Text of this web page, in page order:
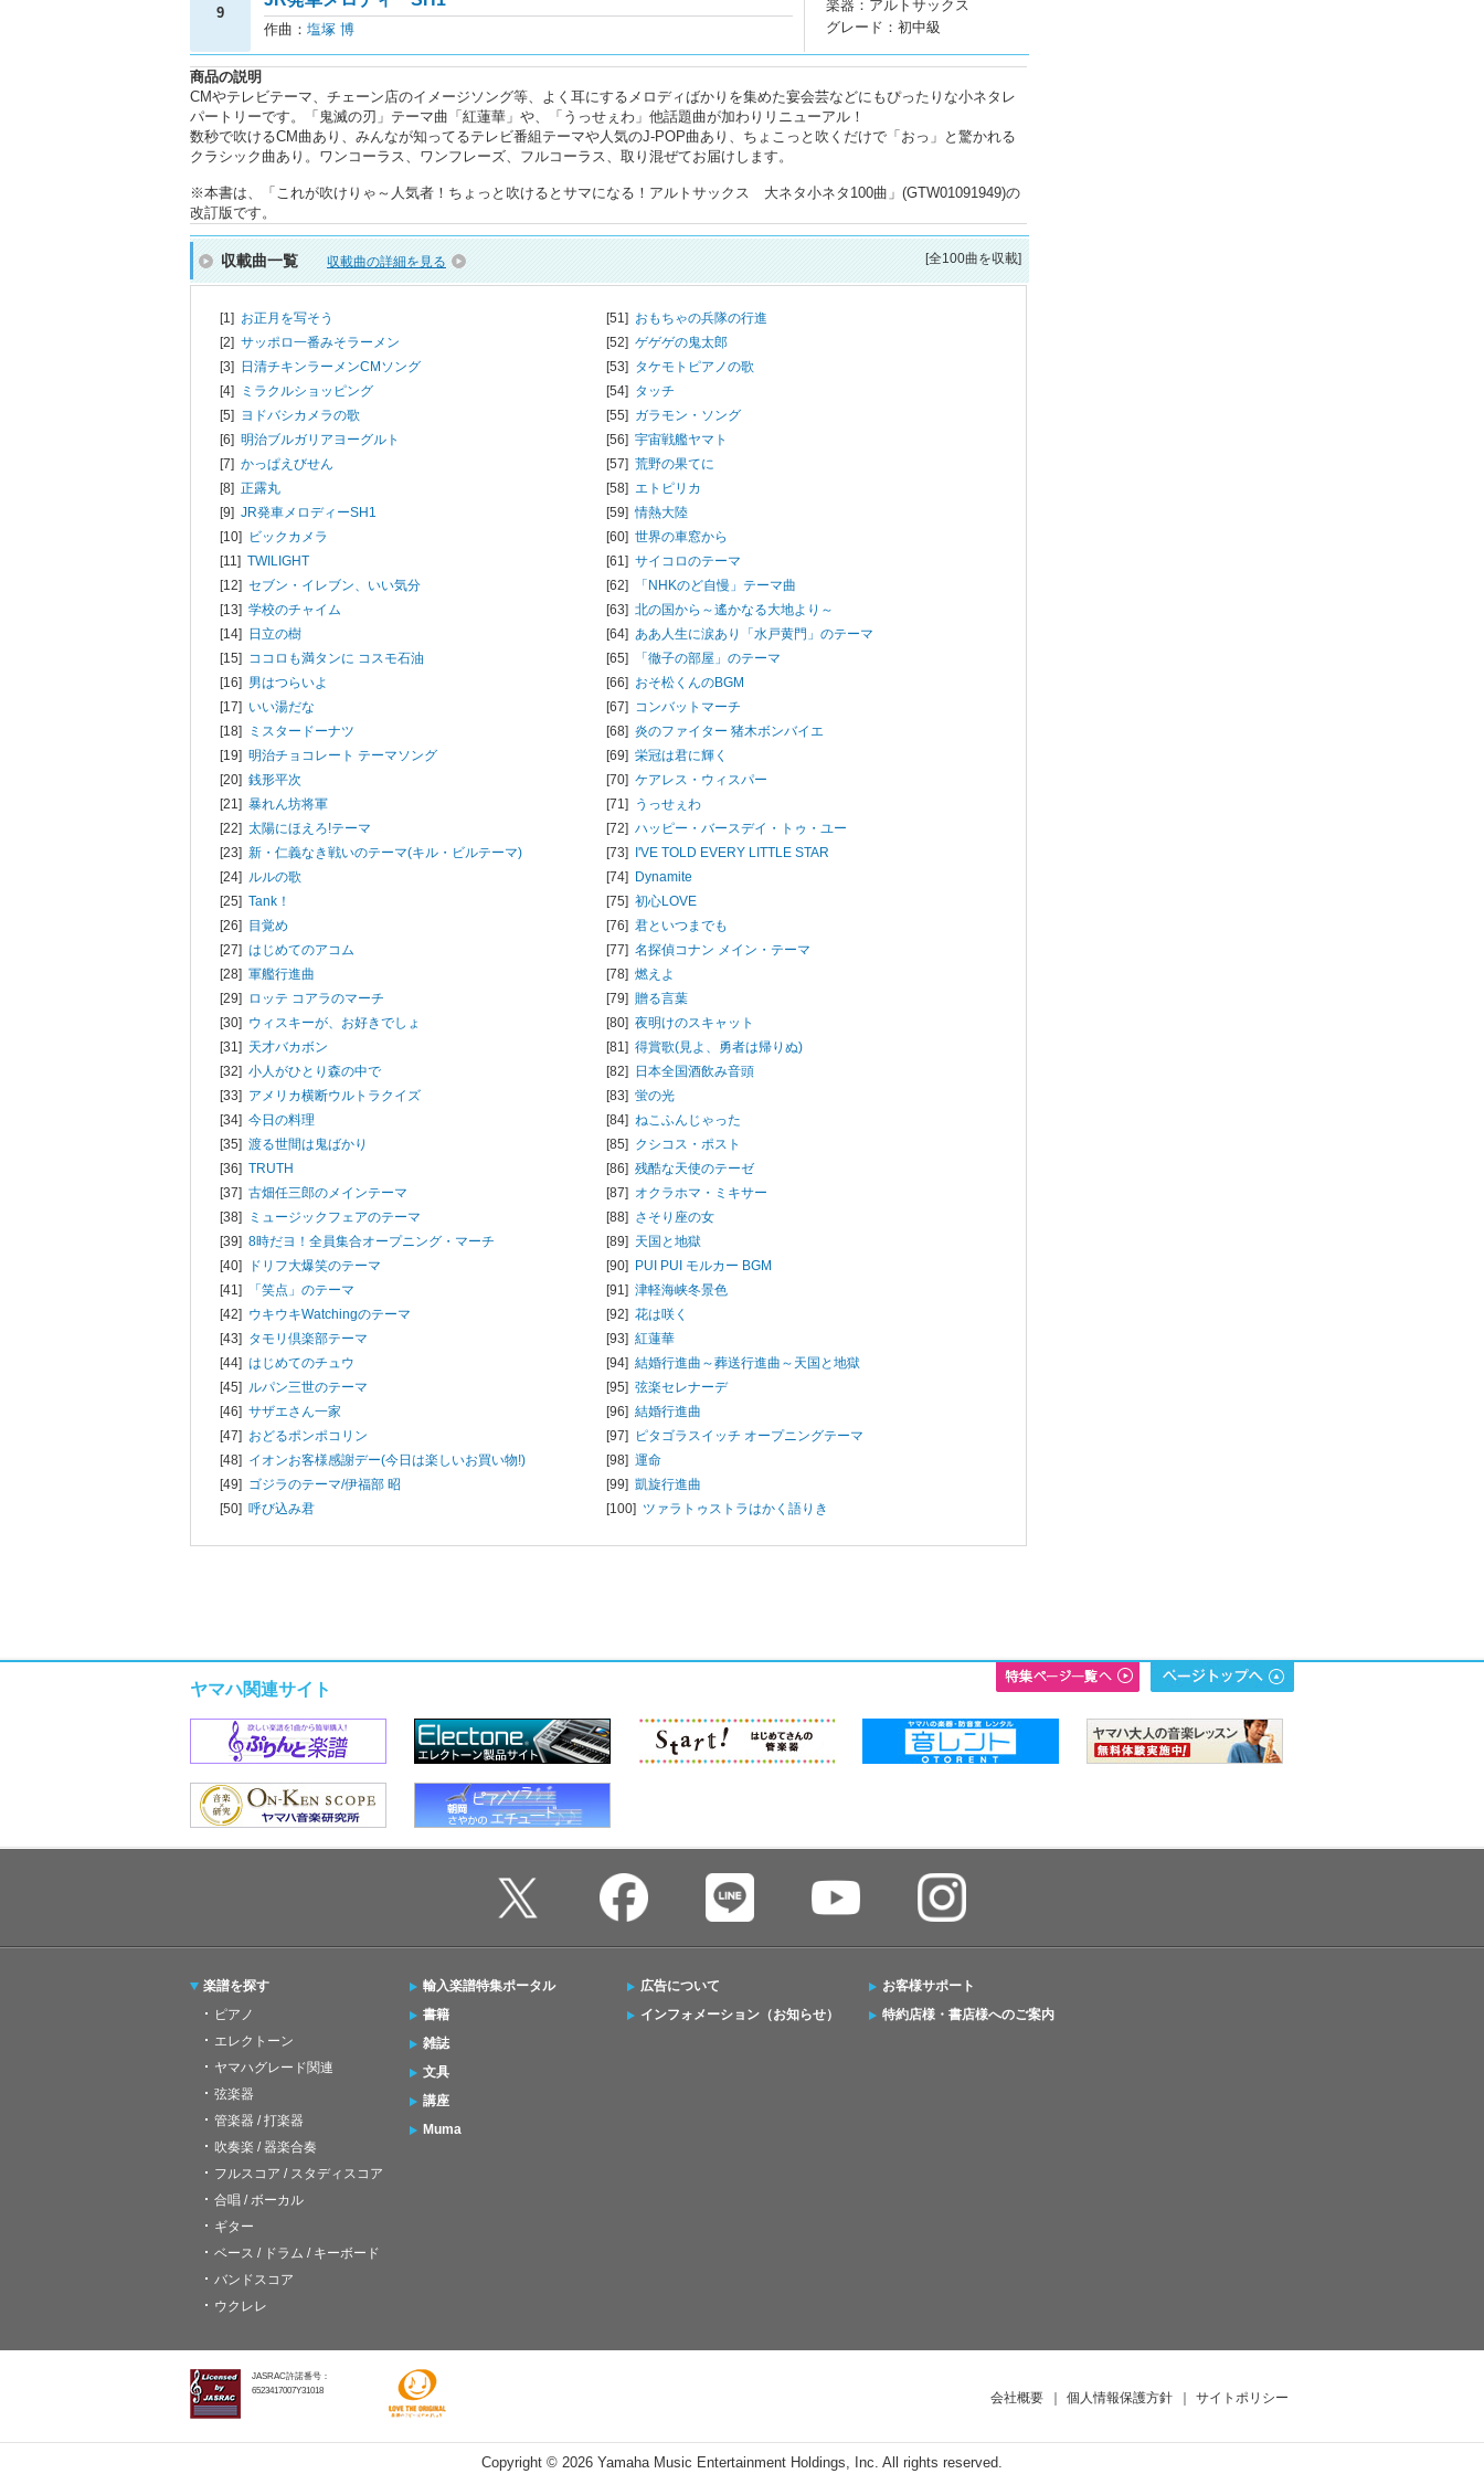
9
作曲： 塩塚 博
楽器：アルトサックス
グレード：初中級
商品の説明
CMやテレビテーマ、チェーン店のイメージソング等、よく耳にするメロディばかりを集めた宴会芸などにもぴったりな小ネタレ
パートリーです。「鬼滅の刃」テーマ曲「紅蓮華」や、「うっせぇわ」他話題曲が加わりリニューアル！
数秒で吹けるCM曲あり、みんなが知ってるテレビ番組テーマや人気のJ-POP曲あり、ちょこっと吹くだけで「おっ」と驚かれる
クラシック曲あり。ワンコーラス、ワンフレーズ、フルコーラス、取り混ぜてお届けします。
※本書は、「これが吹けりゃ～人気者！ちょっと吹けるとサマになる！アルトサックス 大ネタ小ネタ100曲」(GTW01091949)の
改訂版です。
収載曲一覧 収載曲の詳細を見る [全100曲を収載]
[1] お正月を写そう
[2] サッポロ一番みそラーメン
[3] 日清チキンラーメンCMソング
[4]
ミラクルショッピング
[5] ヨドバシカメラの歌
[6] 明治ブルガリアヨーグルト
[7] かっぱえびせん
[8] 正露丸
[9] JR発車メロディーSH1
[10] ビックカメラ
[11] TWILIGHT
[12] セブン・イレブン、いい気分
[13] 学校のチャイム
[14] 日立の樹
[15] ココロも満タンに コスモ石油
[16] 男はつらいよ
[17] いい湯だな
[18]
ミスタードーナツ
[19] 明治チョコレート テーマソング
[20] 銭形平次
[21] 暴れん坊将軍
[22] 太陽にほえろ!テーマ
[23] 新・仁義なき戦いのテーマ(キル・ビルテーマ)
[24] ルルの歌
[25] Tank！
[26] 目覚め
[27] はじめてのアコム
[28] 軍艦行進曲
[29] ロッテ コアラのマーチ
[30] ウィスキーが、お好きでしょ
[31] 天才バカボン
[32] 小人がひとり森の中で
[33] アメリカ横断ウルトラクイズ
[34] 今日の料理
[35] 渡る世間は鬼ばかり
[36] TRUTH
[37] 古畑任三郎のメインテーマ
[38]
ミュージックフェアのテーマ
[39] 8時だヨ！全員集合オープニング・マーチ
[40]
ドリフ大爆笑のテーマ
[41]
「笑点」のテーマ
[42] ウキウキWatchingのテーマ
[43] タモリ倶楽部テーマ
[44] はじめてのチュウ
[45] ルパン三世のテーマ
[46] サザエさん一家
[47] おどるポンポコリン
[48] イオンお客様感謝デー(今日は楽しいお買い物!)
[49] ゴジラのテーマ/伊福部 昭
[50] 呼び込み君
[51] おもちゃの兵隊の行進
[52] ゲゲゲの鬼太郎
[53] タケモトピアノの歌
[54] タッチ
[55] ガラモン・ソング
[56] 宇宙戦艦ヤマト
[57] 荒野の果てに
[58] エトピリカ
[59]情熱大陸
[60] 世界の車窓から
[61] サイコロのテーマ
[62]
「NHKのど自慢」テーマ曲
[63] 北の国から～遙かなる大地より～
[64] ああ人生に涙あり「水戸黄門」のテーマ
[65]
「徹子の部屋」のテーマ
[66] おそ松くんのBGM
[67] コンバットマーチ
[68] 炎のファイター 猪木ボンバイエ
[69] 栄冠は君に輝く
[70] ケアレス・ウィスパー
[71] うっせぇわ
[72] ハッピー・バースデイ・トゥ・ユー
[73] I'VE TOLD EVERY LITTLE STAR
[74] Dynamite
[75] 初心LOVE
[76] 君といつまでも
[77] 名探偵コナン メイン・テーマ
[78] 燃えよ
[79] 贈る言葉
[80] 夜明けのスキャット
[81] 得賞歌(見よ、勇者は帰りぬ)
[82] 日本全国酒飲み音頭
[83] 蛍の光
[84] ねこふんじゃった
[85] クシコス・ポスト
[86] 残酷な天使のテーゼ
[87] オクラホマ・ミキサー
[88] さそり座の女
[89] 天国と地獄
[90] PUI PUI モルカー BGM
[91] 津軽海峡冬景色
[92] 花は咲く
[93] 紅蓮華
[94] 結婚行進曲～葬送行進曲～天国と地獄
[95] 弦楽セレナーデ
[96] 結婚行進曲
[97] ピタゴラスイッチ オープニングテーマ
[98] 運命
[99] 凱旋行進曲
[100] ツァラトゥストラはかく語りき
ヤマハ関連サイト
楽譜を探す
ピアノ
エレクトーン
ヤマハグレード関連
弦楽器
管楽器 / 打楽器
吹奏楽 / 器楽合奏
フルスコア / スタディスコア
合唱 / ボーカル
ギター
ベース / ドラム / キーボード
バンドスコア
ウクレレ
輸入楽譜特集ポータル
書籍
雑誌
文具
講座
Muma
広告について
インフォメーション（お知らせ）
お客様サポート
特約店様・書店様へのご案内
JASRAC許諾番号：
6523417007Y31018
会社概要 ｜ 個人情報保護方針 ｜ サイトポリシー
Copyright © 2026 Yamaha Music Entertainment Holdings, Inc. All rights reserved.